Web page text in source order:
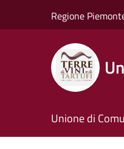
Regione
Unione di